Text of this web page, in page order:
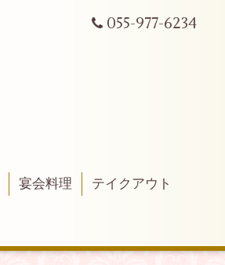
055-977-6234
宴会料理
テイクアウト